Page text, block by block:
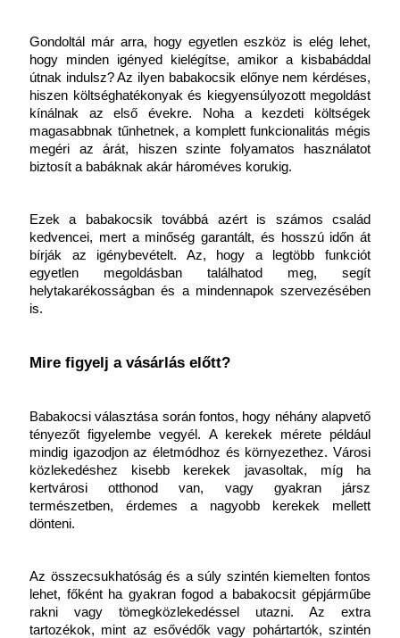
Gondoltál már arra, hogy egyetlen eszköz is elég lehet,
hogy minden igényed kielégítse, amikor a kisbabáddal
útnak indulsz? Az ilyen babakocsik előnye nem kérdéses,
hiszen költséghatékonyak és kiegyensúlyozott megoldást
kínálnak az első évekre. Noha a kezdeti költségek
magasabbnak tűnhetnek, a komplett funkcionalitás mégis
megéri az árát, hiszen szinte folyamatos használatot
biztosít a babáknak akár hároméves korukig.
Ezek a babakocsik továbbá azért is számos család
kedvencei, mert a minőség garantált, és hosszú időn át
bírják az igénybevételt. Az, hogy a legtöbb funkciót
egyetlen megoldásban találhatod meg, segít
helytakarékosságban és a mindennapok szervezésében
is.
Mire figyelj a vásárlás előtt?
Babakocsi választása során fontos, hogy néhány alapvető
tényezőt figyelembe vegyél. A kerekek mérete például
mindig igazodjon az életmódhoz és környezethez. Városi
közlekedéshez kisebb kerekek javasoltak, míg ha
kertvárosi otthonod van, vagy gyakran jársz
természetben, érdemes a nagyobb kerekek mellett
dönteni.
Az összecsukhatóság és a súly szintén kiemelten fontos
lehet, főként ha gyakran fogod a babakocsit gépjárműbe
rakni vagy tömegközlekedéssel utazni. Az extra
tartozékok, mint az esővédők vagy pohártartók, szintén